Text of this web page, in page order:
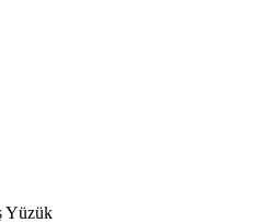
Yüzük